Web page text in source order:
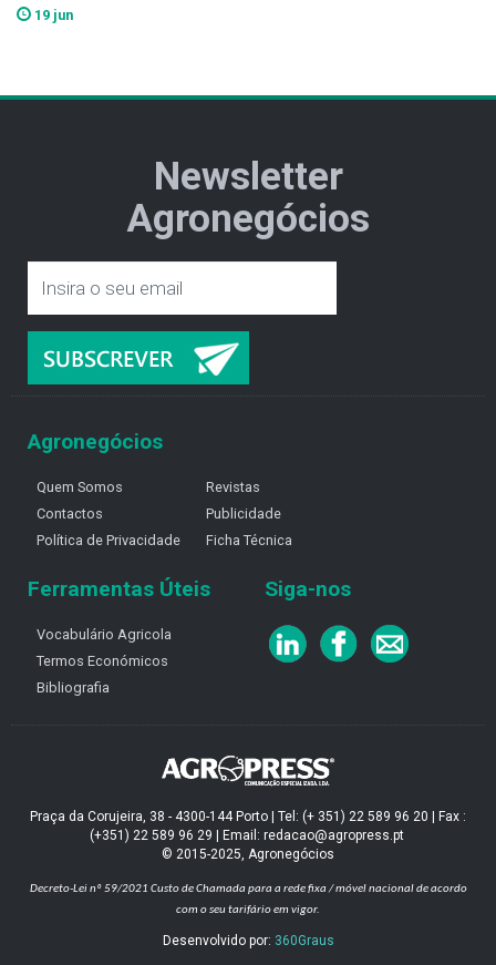
19 jun
Newsletter
Agronegócios
Agronegócios
Quem Somos
Contactos
Política de Privacidade
Revistas
Publicidade
Ficha Técnica
Ferramentas Úteis
Vocabulário Agricola
Termos Económicos
Bibliografia
Siga-nos
Praça da Corujeira, 38 - 4300-144 Porto | Tel: (+ 351) 22 589 96 20 | Fax :
(+351) 22 589 96 29 | Email: redacao@agropress.pt
© 2015-2025, Agronegócios
Decreto-Lei nº 59/2021 Custo de Chamada para a rede fixa / móvel nacional de acordo
com o seu tarifário em vigor.
Desenvolvido por: 360Graus